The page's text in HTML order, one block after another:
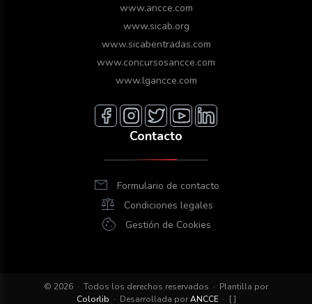
www.ancce.com
www.sicab.org
www.sicabentradas.com
www.concursosancce.com
www.lgancce.com
Contacto
mail Formulario de contacto
balance Condiciones legales
cookie Gestión de Cookies
© 2026 · Todos los derechos reservados · Plantilla por
Colorlib · Desarrollada porANCCE· []